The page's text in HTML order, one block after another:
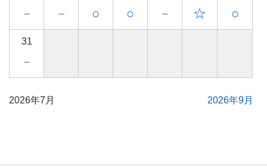
－ － ○ ○ － ☆ ○
31
－
2026年7月 2026年9月